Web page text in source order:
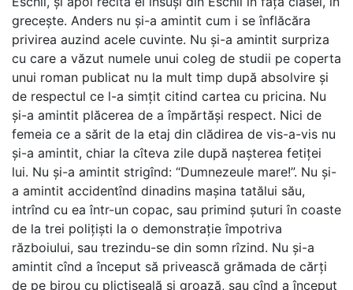
grecește. Anders nu și-a amintit cum i se înflăcăra
privirea auzind acele cuvinte. Nu și-a amintit surpriza
cu care a văzut numele unui coleg de studii pe coperta
unui roman publicat nu la mult timp după absolvire și
de respectul ce l-a simțit citind cartea cu pricina. Nu
și-a amintit plăcerea de a împărtăși respect. Nici de
femeia ce a sărit de la etaj din clădirea de vis-a-vis nu
și-a amintit, chiar la cîteva zile după nașterea fetiței
lui. Nu și-a amintit strigînd: “Dumnezeule mare!”. Nu și-
a amintit accidentînd dinadins mașina tatălui său,
intrînd cu ea într-un copac, sau primind șuturi în coaste
de la trei polițiști la o demonstrație împotriva
războiului, sau trezindu-se din somn rîzind. Nu și-a
amintit cînd a început să privească grămada de cărți
de pe birou cu plictiseală și groază, sau cînd a început